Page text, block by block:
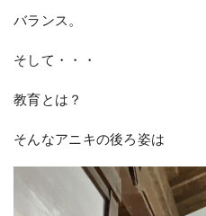
バランス。
そして・・・
教育とは？
そんなアニキの後ろ姿は